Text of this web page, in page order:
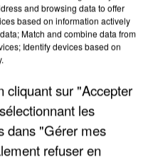
LES REFUGES
and browsing data to offer
based on information actively
Match and combine data from
Identify devices based on
cliquant sur "Accepter
les
dans "Gérer mes
refuser en